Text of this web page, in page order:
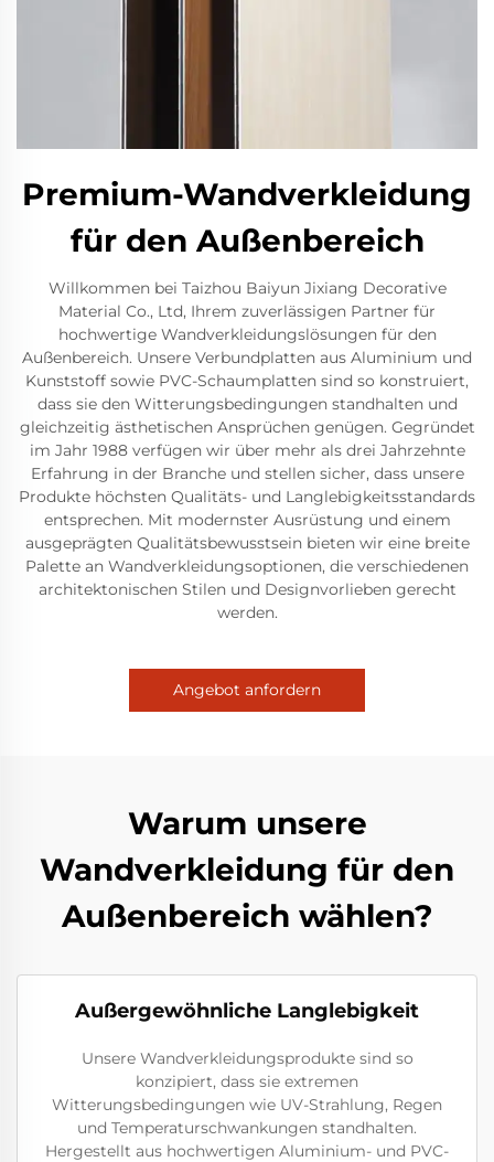
Premium-Wandverkleidung
für den Außenbereich
Willkommen bei Taizhou Baiyun Jixiang Decorative
Material Co., Ltd, Ihrem zuverlässigen Partner für
hochwertige Wandverkleidungslösungen für den
Außenbereich. Unsere Verbundplatten aus Aluminium und
Kunststoff sowie PVC-Schaumplatten sind so konstruiert,
dass sie den Witterungsbedingungen standhalten und
gleichzeitig ästhetischen Ansprüchen genügen. Gegründet
im Jahr 1988 verfügen wir über mehr als drei Jahrzehnte
Erfahrung in der Branche und stellen sicher, dass unsere
Produkte höchsten Qualitäts- und Langlebigkeitsstandards
entsprechen. Mit modernster Ausrüstung und einem
ausgeprägten Qualitätsbewusstsein bieten wir eine breite
Palette an Wandverkleidungsoptionen, die verschiedenen
architektonischen Stilen und Designvorlieben gerecht
werden.
Angebot anfordern
Warum unsere
Wandverkleidung für den
Außenbereich wählen?
Außergewöhnliche Langlebigkeit
Unsere Wandverkleidungsprodukte sind so
konzipiert, dass sie extremen
Witterungsbedingungen wie UV-Strahlung, Regen
und Temperaturschwankungen standhalten.
Hergestellt aus hochwertigen Aluminium- und PVC-